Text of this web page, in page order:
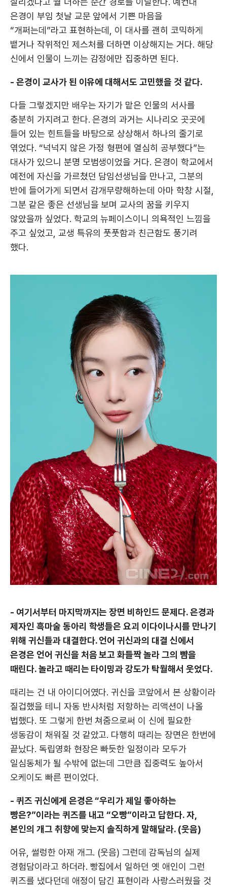
은경이 부임 첫날 교문 앞에서 기쁜 마음을
“개쩌는데”라고 표현하는데, 이 대사를 괜히 코믹하게
뱉거나 작위적인 제스처를 더하면 이상해지는 거다. 해당
신에서 인물이 느끼는 감정에만 집중하면 된다.
- 은경이 교사가 된 이유에 대해서도 고민했을 것 같다.
다들 그렇겠지만 배우는 자기가 맡은 인물의 서사를
충분히 가지려고 한다. 은경의 과거는 시나리오 곳곳에
들어 있는 힌트들을 바탕으로 상상해서 하나의 줄기로
엮었다. “넉넉지 않은 가정 형편에 열심히 공부했다”는
대사가 있으니 분명 모범생이었을 거다. 은경이 학교에서
예전에 자신을 가르쳤던 담임선생님을 만나고, 그분의
반에 들어가게 되면서 감개무량해하는데 아마 학창 시절,
그분 같은 좋은 선생님을 보며 교사의 꿈을 키우지
않았을까 싶었다. 학교의 뉴페이스이니 의욕적인 느낌을
주고 싶었고, 교생 특유의 풋풋함과 친근함도 풍기려
했다.
- 여기서부터 마지막까지는 장면 비하인드 문제다. 은경과
제자인 흑마술 동아리 학생들은 요괴 이다이나시를 만나기
위해 귀신들과 대결한다. 언어 귀신과의 대결 신에서
은경은 언어 귀신을 처음 보고 화들짝 놀라 그의 뺨을
때린다. 놀라고 때리는 타이밍과 강도가 탁월해서 웃었다.
때리는 건 내 아이디어였다. 귀신을 코앞에서 본 상황이라
질겁했을 테니 자동 반사처럼 저항하는 리액션이 나올
법했다. 또 그렇게 한번 쳐줌으로써 이 신에 필요한
생동감이 채워질 것 같았고. 다행히 때리는 장면은 한번에
끝났다. 독립영화 현장은 빠듯한 일정이라 모두가
일심동체가 될 수밖에 없는데 그만큼 집중력도 높아서
오케이도 빠른 편이었다.
- 퀴즈 귀신에게 은경은 “우리가 제일 좋아하는
빵은?”이라는 퀴즈를 내고 “오빵”이라고 답한다. 자,
본인의 개그 취향에 맞는지 솔직하게 말해달라. (웃음)
어유, 썰렁한 아재 개그. (웃음) 그런데 감독님의 실제
경험담이라고 하더라. 빵집에서 일하던 옛 애인이 그런
퀴즈를 냈다던데 애정이 담긴 표현이라 사랑스러웠을 것